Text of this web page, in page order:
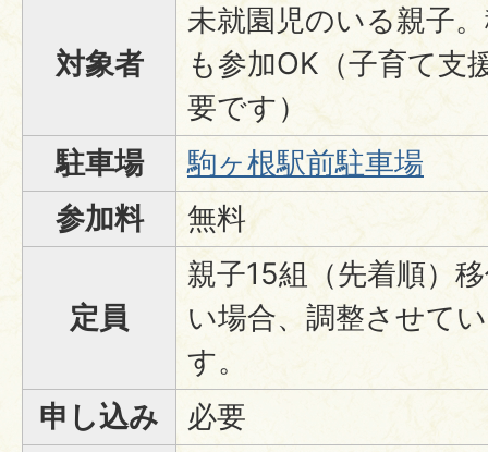
対象者
未就園児のいる親子
も参加OK（子育て支
要です）
駐車場
駒ヶ根駅前駐車場
参加料
無料
定員
親子15組（先着順）
い場合、調整させて
す。
申し込み
必要